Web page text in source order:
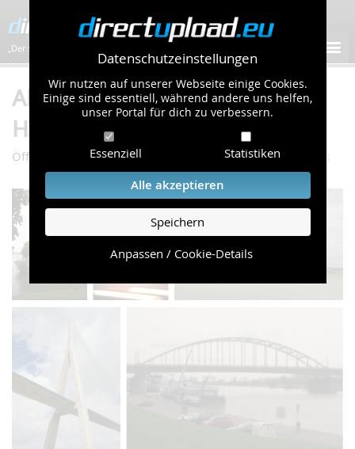
Datenschutzeinstellungen
Wir nutzen auf unserer Webseite einige Cookies.
Einige sind essentiell, während andere uns helfen,
unser Portal für dich zu verbessern.
Essenziell Statistiken
Alle akzeptieren
Speichern
Anpassen / Cookie-Details
„Der schnellste Bilder-Hoster im Web!”
Album "Brücken - Bridges" von
HTSchmidt (12 Bilder)
Öffentliche Galerie/Gebäude & Kultur /Brücken - Bridges